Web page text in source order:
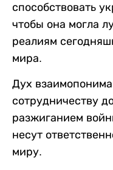
способствовать
чтобы она могла
реалиям
мира.
Дух
сотрудничеству
разжиганием
несут
миру.